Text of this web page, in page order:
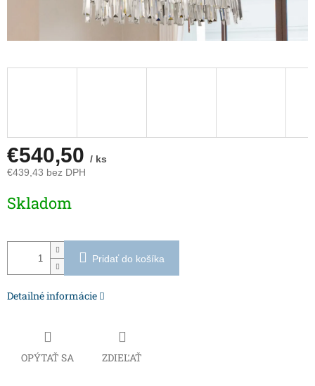
€540,50 / ks
€439,43 bez DPH
cena:
Skladom
Pridať do košíka
Detailné informácie
OPÝTAŤ SA ZDIEĽAŤ